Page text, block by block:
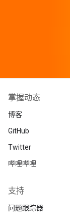
掌握动态
博客
GitHub
Twitter
哔哩哔哩
支持
问题跟踪器